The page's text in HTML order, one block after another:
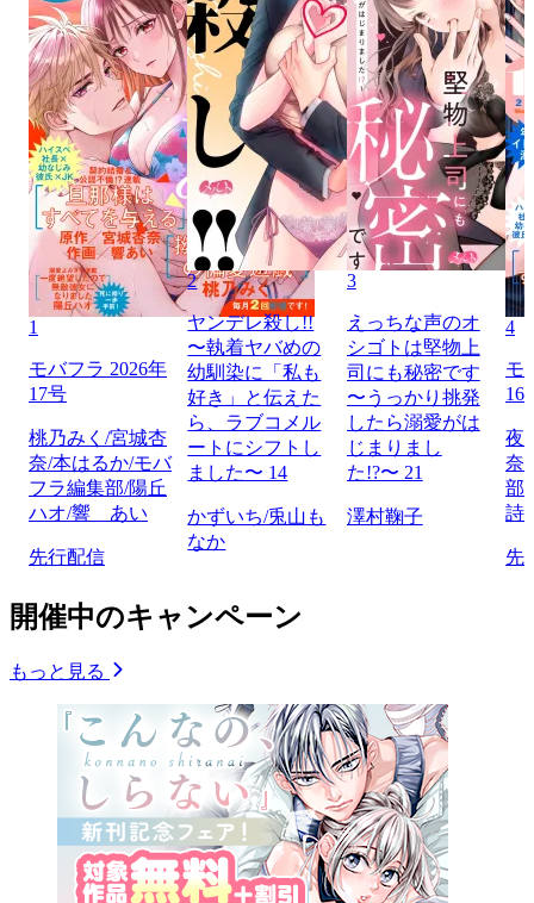
1
モバフラ 2026年
17号
桃乃みく/宮城杏
奈/本はるか/モバ
フラ編集部/陽丘
ハオ/響 あい
先行配信
2
ヤンデレ殺し!!
〜執着ヤバめの
幼馴染に「私も
好き」と伝えた
ら、ラブコメル
ートにシフトし
ました〜 14
かずいち/兎山も
なか
3
えっちな声のオ
シゴトは堅物上
司にも秘密です
〜うっかり挑発
したら溺愛がは
じまりまし
た!?〜 21
澤村鞠子
4
モ
16
夜
奈/
部
詩
先
開催中のキャンペーン
もっと見る